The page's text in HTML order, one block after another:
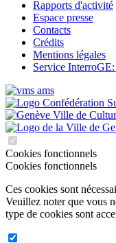
Rapports d'activité
Espace presse
Contacts
Crédits
Mentions légales
Service
Cookies fonctionnels
Cookies fonctionnels
Ces cookies sont
Veuillez noter que vous
type de cookies sont